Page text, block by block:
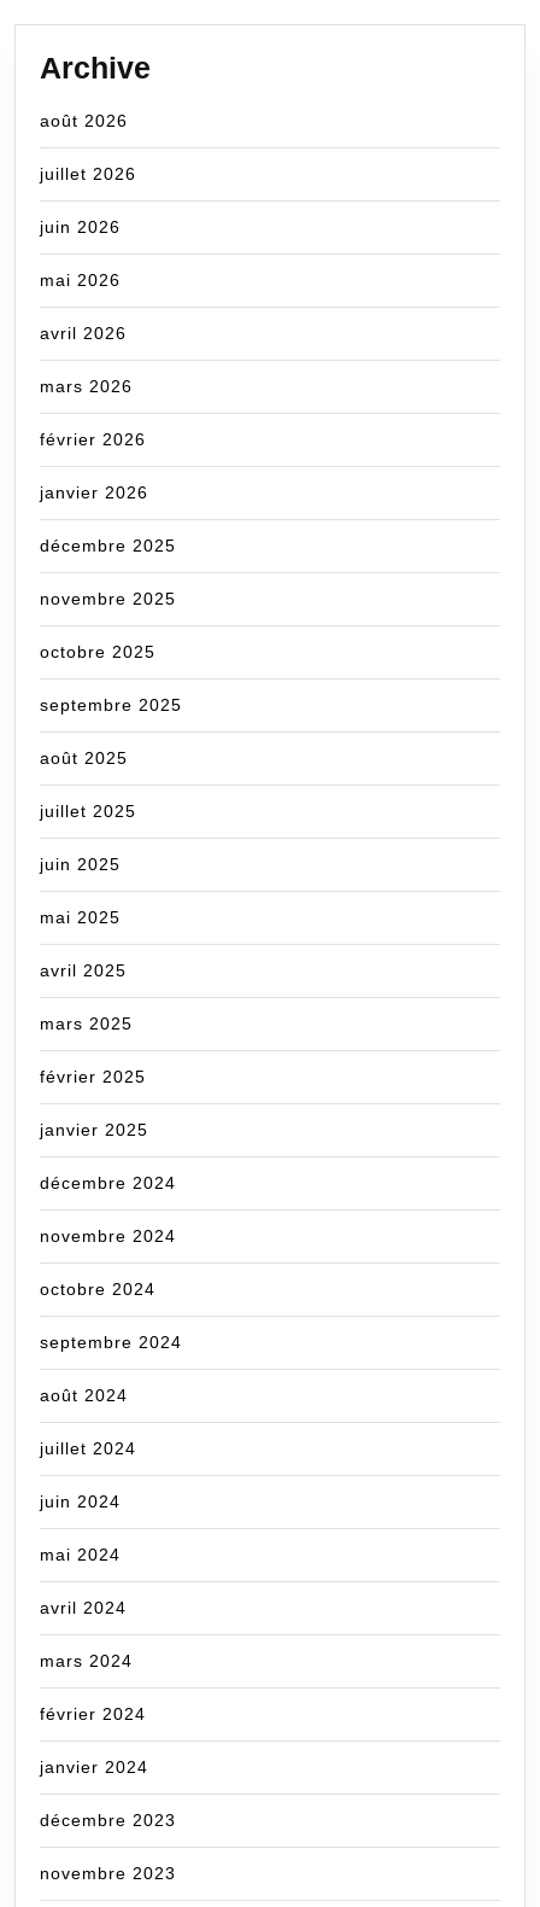
Archive
août 2026
juillet 2026
juin 2026
mai 2026
avril 2026
mars 2026
février 2026
janvier 2026
décembre 2025
novembre 2025
octobre 2025
septembre 2025
août 2025
juillet 2025
juin 2025
mai 2025
avril 2025
mars 2025
février 2025
janvier 2025
décembre 2024
novembre 2024
octobre 2024
septembre 2024
août 2024
juillet 2024
juin 2024
mai 2024
avril 2024
mars 2024
février 2024
janvier 2024
décembre 2023
novembre 2023